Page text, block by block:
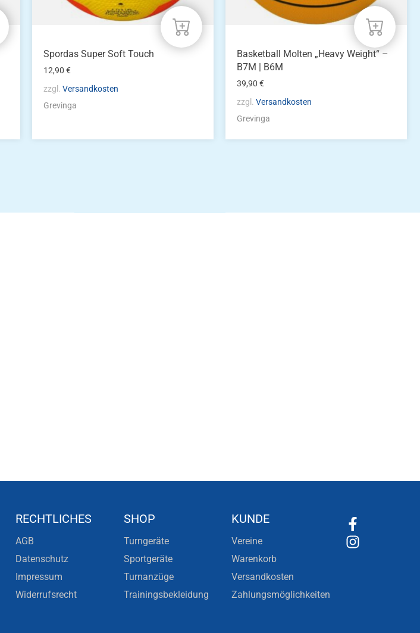
Spordas Super Soft Touch
12,90€
zzgl.Versandkosten
Grevinga
gewählt
Basketball Molten „Heavy Weight“ –
B7M | B6M
39,90€
zzgl.Versandkosten
Grevinga
RECHTLICHES
AGB
Datenschutz
Impressum
Widerrufsrecht
SHOP
Turngeräte
Sportgeräte
Turnanzüge
Trainingsbekleidung
KUNDE
Vereine
Warenkorb
Versandkosten
Zahlungsmöglichkeiten